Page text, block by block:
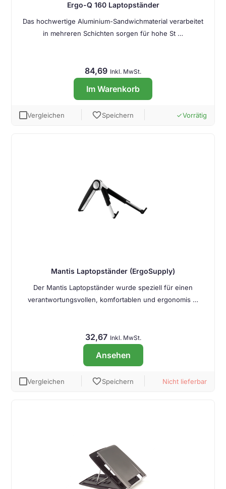
Ergo-Q 160 Laptopständer
Das hochwertige Aluminium-Sandwichmaterial verarbeitet
in mehreren Schichten sorgen für hohe St …
84,69 Inkl. MwSt.
Im Warenkorb
Vergleichen favoriteSpeichern doneVorrätig
Mantis Laptopständer (ErgoSupply)
Der Mantis Laptopständer wurde speziell für einen
verantwortungsvollen, komfortablen und ergonomis …
32,67 Inkl. MwSt.
Ansehen
Vergleichen favoriteSpeichern Nicht lieferbar